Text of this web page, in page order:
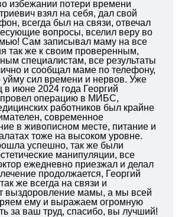
избежании потери времени
взял на себя, дал свой
всегда был на связи, отвечал
вопросы, вселил веру во
Сам записывал маму на все
так же к своим проверенным,
специалистам, все результаты
и сообщал маме по телефону,
уйму сил времени и нервов. Уже
в июне 2024 года Георгий
операцию в МИБС,
работников был крайне
современное
в живописном месте, питание и
тоже на высоком уровне.
успешно, так же были
манипуляции, все
ежедневно приезжал и делал
продолжается, Георгий
же всегда на связи и
выздоровление мамы, а мы всей
ему и выражаем огромную
за ваш труд, спасибо, вы лучший!